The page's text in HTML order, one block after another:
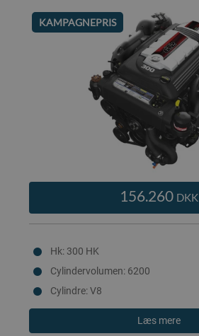
KAMPAGNEPRIS
156.260 DKK
Hk: 300 HK
Cylindervolumen: 6200
Cylindre: V8
Læs mere